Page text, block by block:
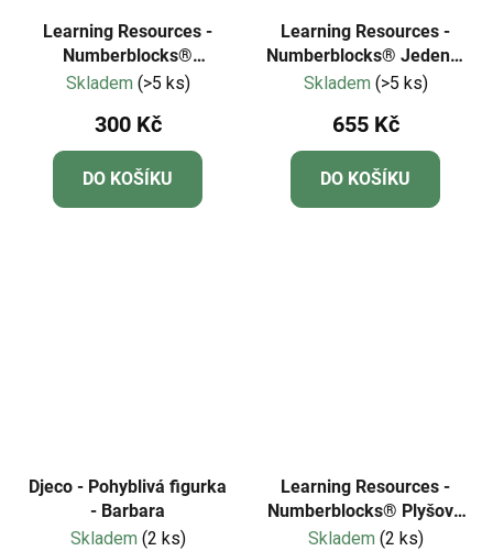
Learning Resources -
Numberblocks®
Dobrodružství na kole
Skladem (>5 ks)
300 Kč
DO KOŠÍKU
Learning Resources -
Numberblocks® Jeden a
dva hraví kamarádi
Skladem (>5 ks)
655 Kč
DO KOŠÍKU
Djeco - Pohyblivá figurka
- Barbara
Skladem (2 ks)
Learning Resources -
Numberblocks® Plyšová
jednička
Skladem (2 ks)